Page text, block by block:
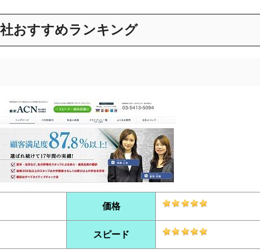
おすすめランキング
価格
スピード